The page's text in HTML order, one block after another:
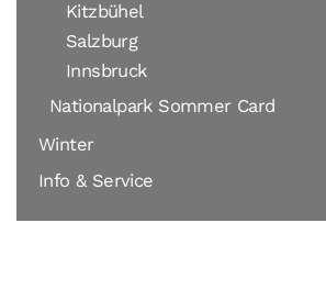
Kitzbühel
Salzburg
Innsbruck
Nationalpark Sommer Card
Winter
Info & Service